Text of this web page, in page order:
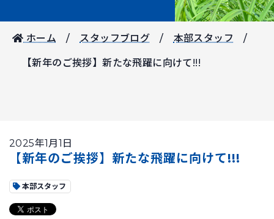
ホーム スタッフブログ 本部スタッフ
【新年のご挨拶】新たな飛躍に向けて!!!
2025年1月1日
【新年のご挨拶】新たな飛躍に向けて!!!
本部スタッフ